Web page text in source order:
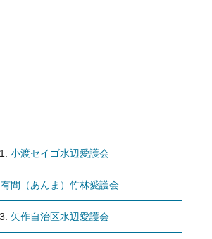
小渡セイゴ水辺愛護会
有間（あんま）竹林愛護会
矢作自治区水辺愛護会